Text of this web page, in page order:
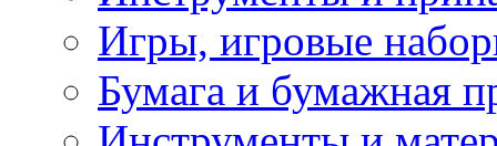
Игры, игровые
Бумага и бумажная